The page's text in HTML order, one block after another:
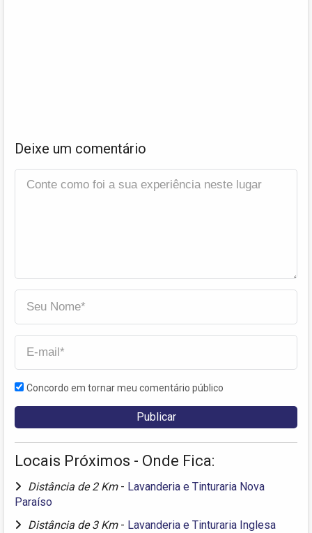
Deixe um comentário
Concordo em tornar meu comentário público
Locais Próximos - Onde Fica:
Distância de 2 Km - Lavanderia e Tinturaria Nova
Paraíso
Distância de 3 Km - Lavanderia e Tinturaria Inglesa